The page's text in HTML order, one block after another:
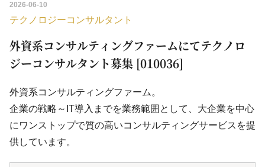
2026-06-10
テクノロジーコンサルタント
外資系コンサルティングファームにてテクノロ
ジーコンサルタント募集 [010036]
外資系コンサルティングファーム。
企業の戦略～IT導入までを業務範囲として、大企業を中心
にワンストップで質の高いコンサルティングサービスを提
供しています。